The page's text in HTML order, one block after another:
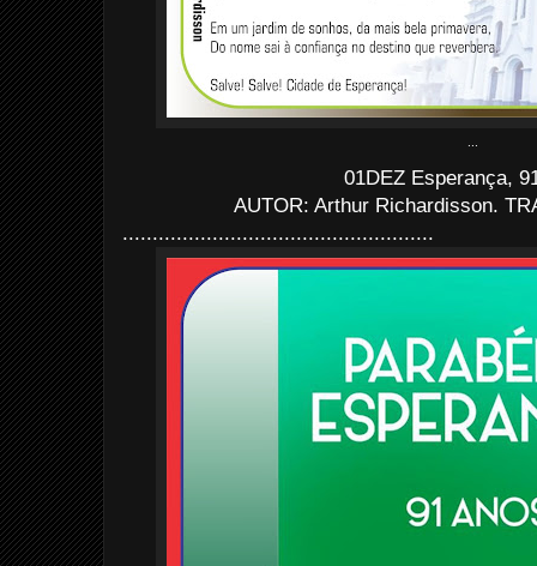
01DEZ Esperança,
AUTOR: Arthur Richardisson.
....................................................